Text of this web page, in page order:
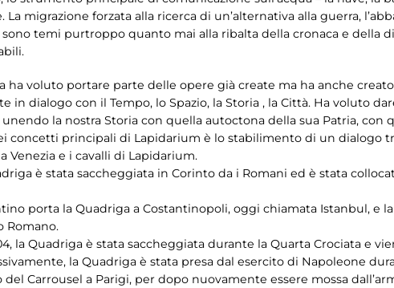
La migrazione forzata alla ricerca di un’alternativa alla guerra,
sono temi purtroppo quanto mai alla ribalta della cronaca e della
ha voluto portare parte delle opere già create ma ha anche
in dialogo con il Tempo, lo Spazio, la Storia , la Città. Ha voluto
la nostra Storia con quella autoctona della sua Patria, con
concetti principali di Lapidarium è lo stabilimento di un dialogo
Venezia e i cavalli di Lapidarium.
è stata saccheggiata in Corinto da i Romani ed è stata
porta la Quadriga a Costantinopoli, oggi chiamata Istanbul, e
Romano.
la Quadriga è stata saccheggiata durante la Quarta Crociata e
la Quadriga è stata presa dal esercito di Napoleone
del Carrousel a Parigi, per dopo nuovamente essere mossa